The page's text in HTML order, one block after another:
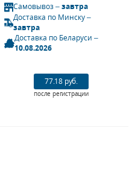
Самовывоз –завтра
Доставка по Минску –
завтра
Доставка по Беларуси –
10.08.2026
77.18 руб.
после регистрации